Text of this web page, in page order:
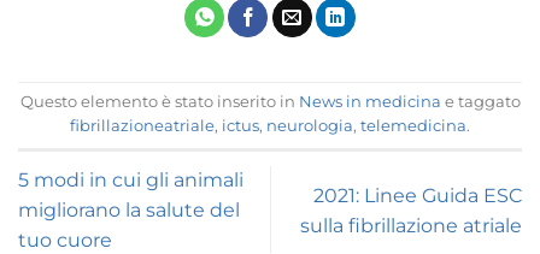
Questo elemento è stato inserito in News in medicina e taggato
fibrillazioneatriale, ictus, neurologia, telemedicina.
5 modi in cui gli animali
migliorano la salute del
tuo cuore
2021: Linee Guida ESC
sulla fibrillazione atriale